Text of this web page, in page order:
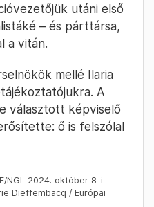
utáni első
– és párttársa,
a vitán.
mellé Ilaria
A
választott képviselő
ő is felszólal